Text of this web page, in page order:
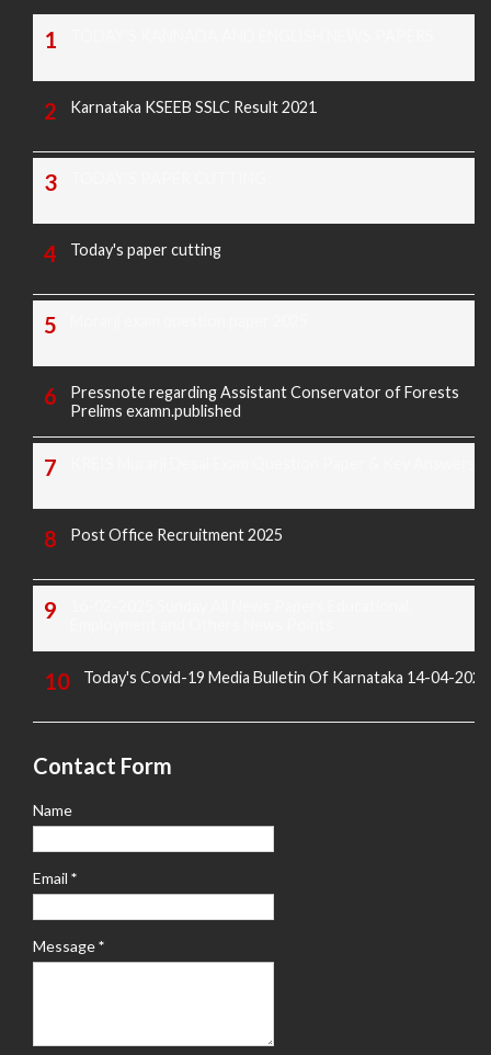
Karnataka KSEEB SSLC Result 2021
Today's paper cutting
Pressnote regarding Assistant Conservator of Forests
Prelims examn.published
Post Office Recruitment 2025
Today's Covid-19 Media Bulletin Of Karnataka 14-04-2022
Contact Form
Name
Email *
Message*